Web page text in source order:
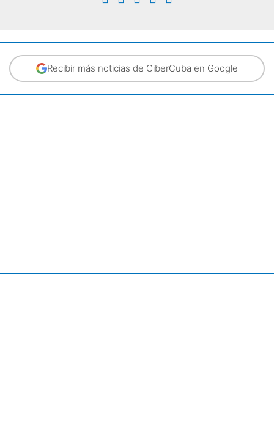
Recibir más noticias de CiberCuba en Google